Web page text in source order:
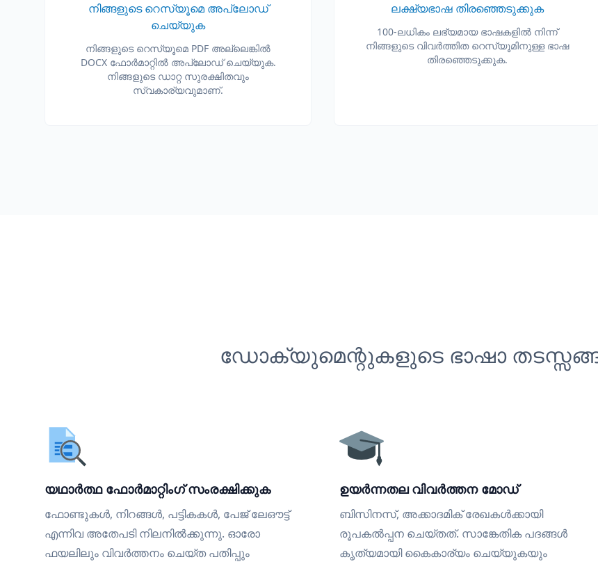
നിങ്ങളുടെ റെസ്യൂമെ അപ്‌ലോഡ്
ചെയ്യുക
നിങ്ങളുടെ റെസ്യൂമെ PDF അല്ലെങ്കിൽ
DOCX ഫോർമാറ്റിൽ അപ്‌ലോഡ് ചെയ്യുക.
നിങ്ങളുടെ ഡാറ്റ സുരക്ഷിതവും
സ്വകാര്യവുമാണ്.
ലക്ഷ്യഭാഷ തിരഞ്ഞെടുക്കുക
100-ലധികം ലഭ്യമായ ഭാഷകളിൽ നിന്ന്
നിങ്ങളുടെ വിവർത്തിത റെസ്യൂമിനുള്ള ഭാഷ
തിരഞ്ഞെടുക്കുക.
ഡോക്യുമെന്റുകളുടെ ഭാഷാ
യഥാർത്ഥ ഫോർമാറ്റിംഗ് സംരക്ഷിക്കുക
ഫോണ്ടുകൾ, നിറങ്ങൾ, പട്ടികകൾ, പേജ് ലേഔട്ട്
എന്നിവ അതേപടി നിലനിൽക്കുന്നു. ഓരോ
ഫയലിലും വിവർത്തനം ചെയ്ത പതിപ്പും
ഉയർന്നതല വിവർത്തന മോഡ്
ബിസിനസ്, അക്കാദമിക് രേഖകൾക്കായി
രൂപകൽപ്പന ചെയ്തത്. സാങ്കേതിക പദങ്ങൾ
കൃത്യമായി കൈകാര്യം ചെയ്യുകയും